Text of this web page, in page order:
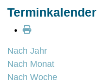
Terminkalender
Nach Jahr
Nach Monat
Nach Woche